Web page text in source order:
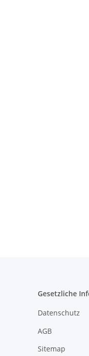
Gesetzliche
Datenschutz
AGB
Sitemap